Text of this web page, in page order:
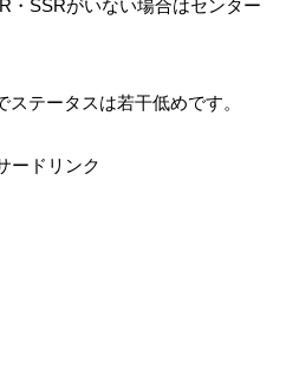
・SSRがいない場合はセンター
テータスは若干低めです。
ードリンク